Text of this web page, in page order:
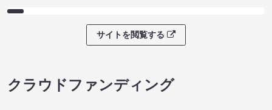
サイトを閲覧する
クラウドファンディング